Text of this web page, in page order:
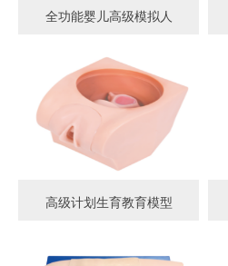
全功能婴儿高级模拟人
高级计划生育教育模型